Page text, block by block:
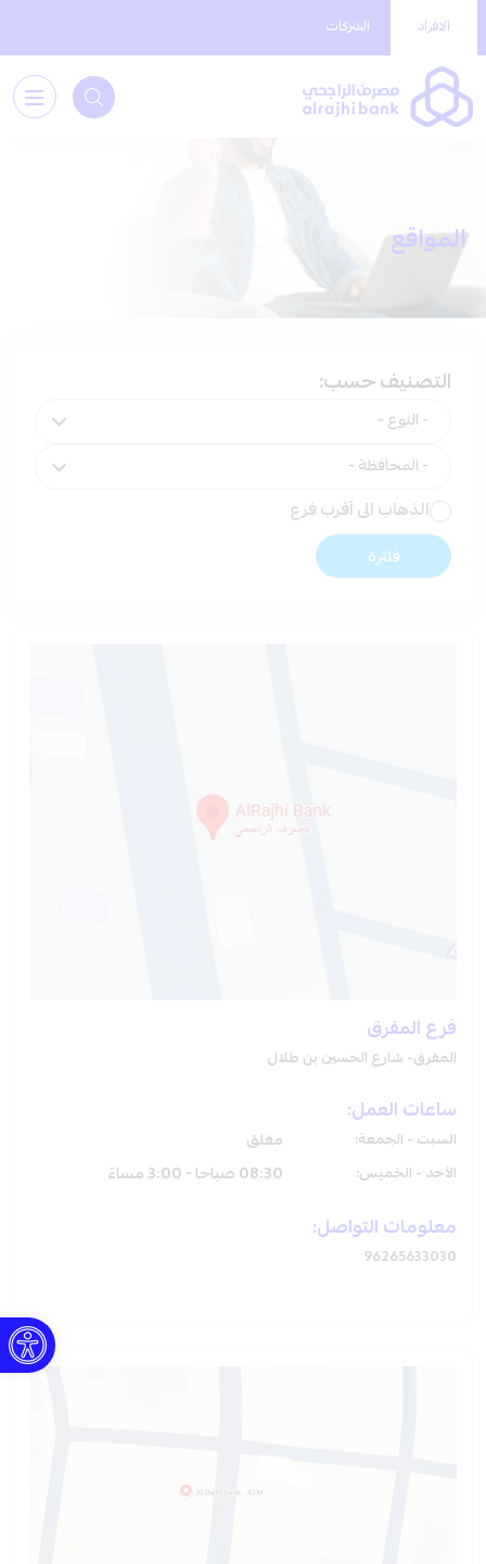
Open toolbar
الافراد الشركات
المواقع
التصنيف حسب:
الذهاب الى أقرب فرع
فلترة
فرع المفرق
المفرق- شارع الحسين بن طلال
ساعات العمل:
السبت - الجمعة: مغلق
الأحد - الخميس: 08:30 صباحا - 3:00 مساءً
معلومات التواصل:
96265633030